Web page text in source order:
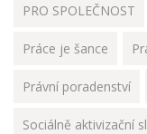
PRO SPOLEČNOST
Práce je šance
Právní poradenství
Sociálně aktivizační